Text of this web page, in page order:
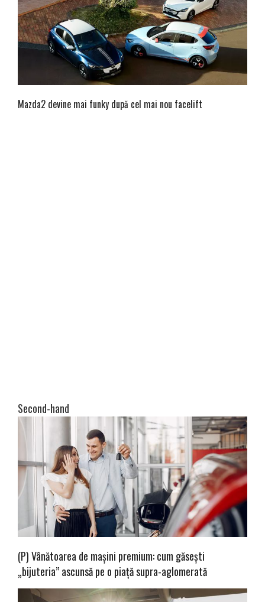
Mazda2 devine mai funky după cel mai nou facelift
Second-hand
(P) Vânătoarea de mașini premium: cum găsești
„bijuteria” ascunsă pe o piață supra-aglomerată